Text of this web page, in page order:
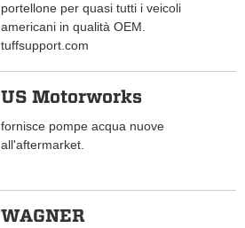
portellone per quasi tutti i veicoli
americani in qualità OEM.
tuffsupport.com
US Motorworks
fornisce pompe acqua nuove
all'aftermarket.
WAGNER